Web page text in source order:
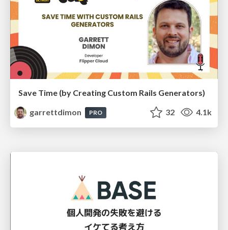
Save Time (by Creating Custom Rails Generators)
garrettdimon
PRO 32 4.1k